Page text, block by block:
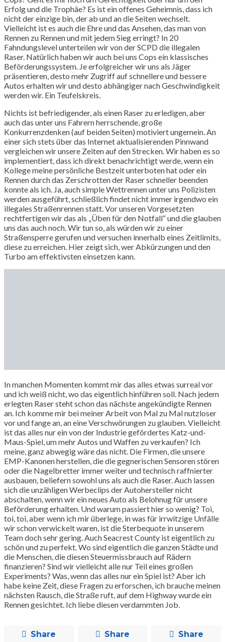
Erfolg und die Trophäe? Es ist ein offenes Geheimnis, dass ich
nicht der einzige bin, der ab und an die Seiten wechselt.
Vielleicht ist es auch die Ehre und das Ansehen, das man von
Rennen zu Rennen und mit jedem Sieg erringt? In 20
Fahndungslevel unterteilen wir von der SCPD die illegalen
Raser. Natürlich haben wir auch bei uns Cops ein klassisches
Beförderungssystem. Je erfolgreicher wir uns als Jäger
präsentieren, desto mehr Zugriff auf schnellere und bessere
Autos erhalten wir und desto abhängiger nach Geschwindigkeit
werden wir. Ein Teufelskreis.
Nichts ist befriedigender, als einen Raser zu erledigen, aber
auch das unter uns Fahrern herrschende, große
Konkurrenzdenken (auf beiden Seiten) motiviert ungemein. An
einer sich stets über das Internet aktualisierenden Pinnwand
vergleichen wir unsere Zeiten auf den Strecken. Wir haben es so
implementiert, dass ich direkt benachrichtigt werde, wenn ein
Kollege meine persönliche Bestzeit unterboten hat oder ein
Rennen durch das Zerschrotten der Raser schneller beenden
konnte als ich. Ja, auch simple Wettrennen unter uns Polizisten
werden ausgeführt, schließlich findet nicht immer irgendwo ein
illegales Straßenrennen statt. Vor unseren Vorgesetzten
rechtfertigen wir das als „Üben für den Notfall“ und die glauben
uns das auch noch. Wir tun so, als würden wir zu einer
Straßensperre gerufen und versuchen innerhalb eines Zeitlimits,
diese zu erreichen. Hier zeigt sich, wer Abkürzungen und den
Turbo am effektivsten einsetzen kann.
In manchen Momenten kommt mir das alles etwas surreal vor
und ich weiß nicht, wo das eigentlich hinführen soll. Nach jedem
erlegten Raser steht schon das nächste angekündigte Rennen
an. Ich komme mir bei meiner Arbeit von Mal zu Mal nutzloser
vor und fange an, an eine Verschwörungen zu glauben. Vielleicht
ist das alles nur ein von der Industrie gefördertes Katz-und-
Maus-Spiel, um mehr Autos und Waffen zu verkaufen? Ich
meine, ganz abwegig wäre das nicht. Die Firmen, die unsere
EMP-Kanonen herstellen, die die gegnerischen Sensoren stören
oder die Nagelbretter immer weiter und technisch raffnierter
ausbauen, beliefern sowohl uns als auch die Raser. Auch lassen
sich die unzähligen Werbeclips der Autohersteller nicht
abschalten, wenn wir ein neues Auto als Belohnug für unsere
Beförderung erhalten. Und warum passiert hier so wenig? Toi,
toi, toi, aber wenn ich mir überlege, in was für irrwitzige Unfälle
wir schon verwickelt waren, ist die Sterbequote in unserem
Team doch sehr gering. Auch Seacrest County ist eigentlich zu
schön und zu perfekt. Wo sind eigentlich die ganzen Städte und
die Menschen, die diesen Steuermissbrauch auf Rädern
finanzieren? Sind wir vielleicht alle nur Teil eines großen
Experiments? Was, wenn das alles nur ein Spiel ist? Aber ich
habe keine Zeit, diese Fragen zu erforschen, ich brauche meinen
nächsten Rausch, die Straße ruft, auf dem Highway wurde ein
Rennen gesichtet. Ich liebe diesen verdammten Job.
Share Share Share